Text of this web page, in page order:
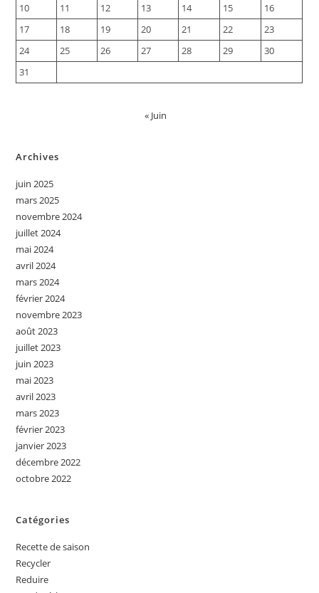
10
11 12 13 14 15
16
17
18 19 20 21 22
23
24
25 26 27 28 29
30
31
« Juin
Archives
juin 2025
mars 2025
novembre 2024
juillet 2024
mai 2024
avril 2024
mars 2024
février 2024
novembre 2023
août 2023
juillet 2023
juin 2023
mai 2023
avril 2023
mars 2023
février 2023
janvier 2023
décembre 2022
octobre 2022
Catégories
Recette de saison
Recycler
Reduire